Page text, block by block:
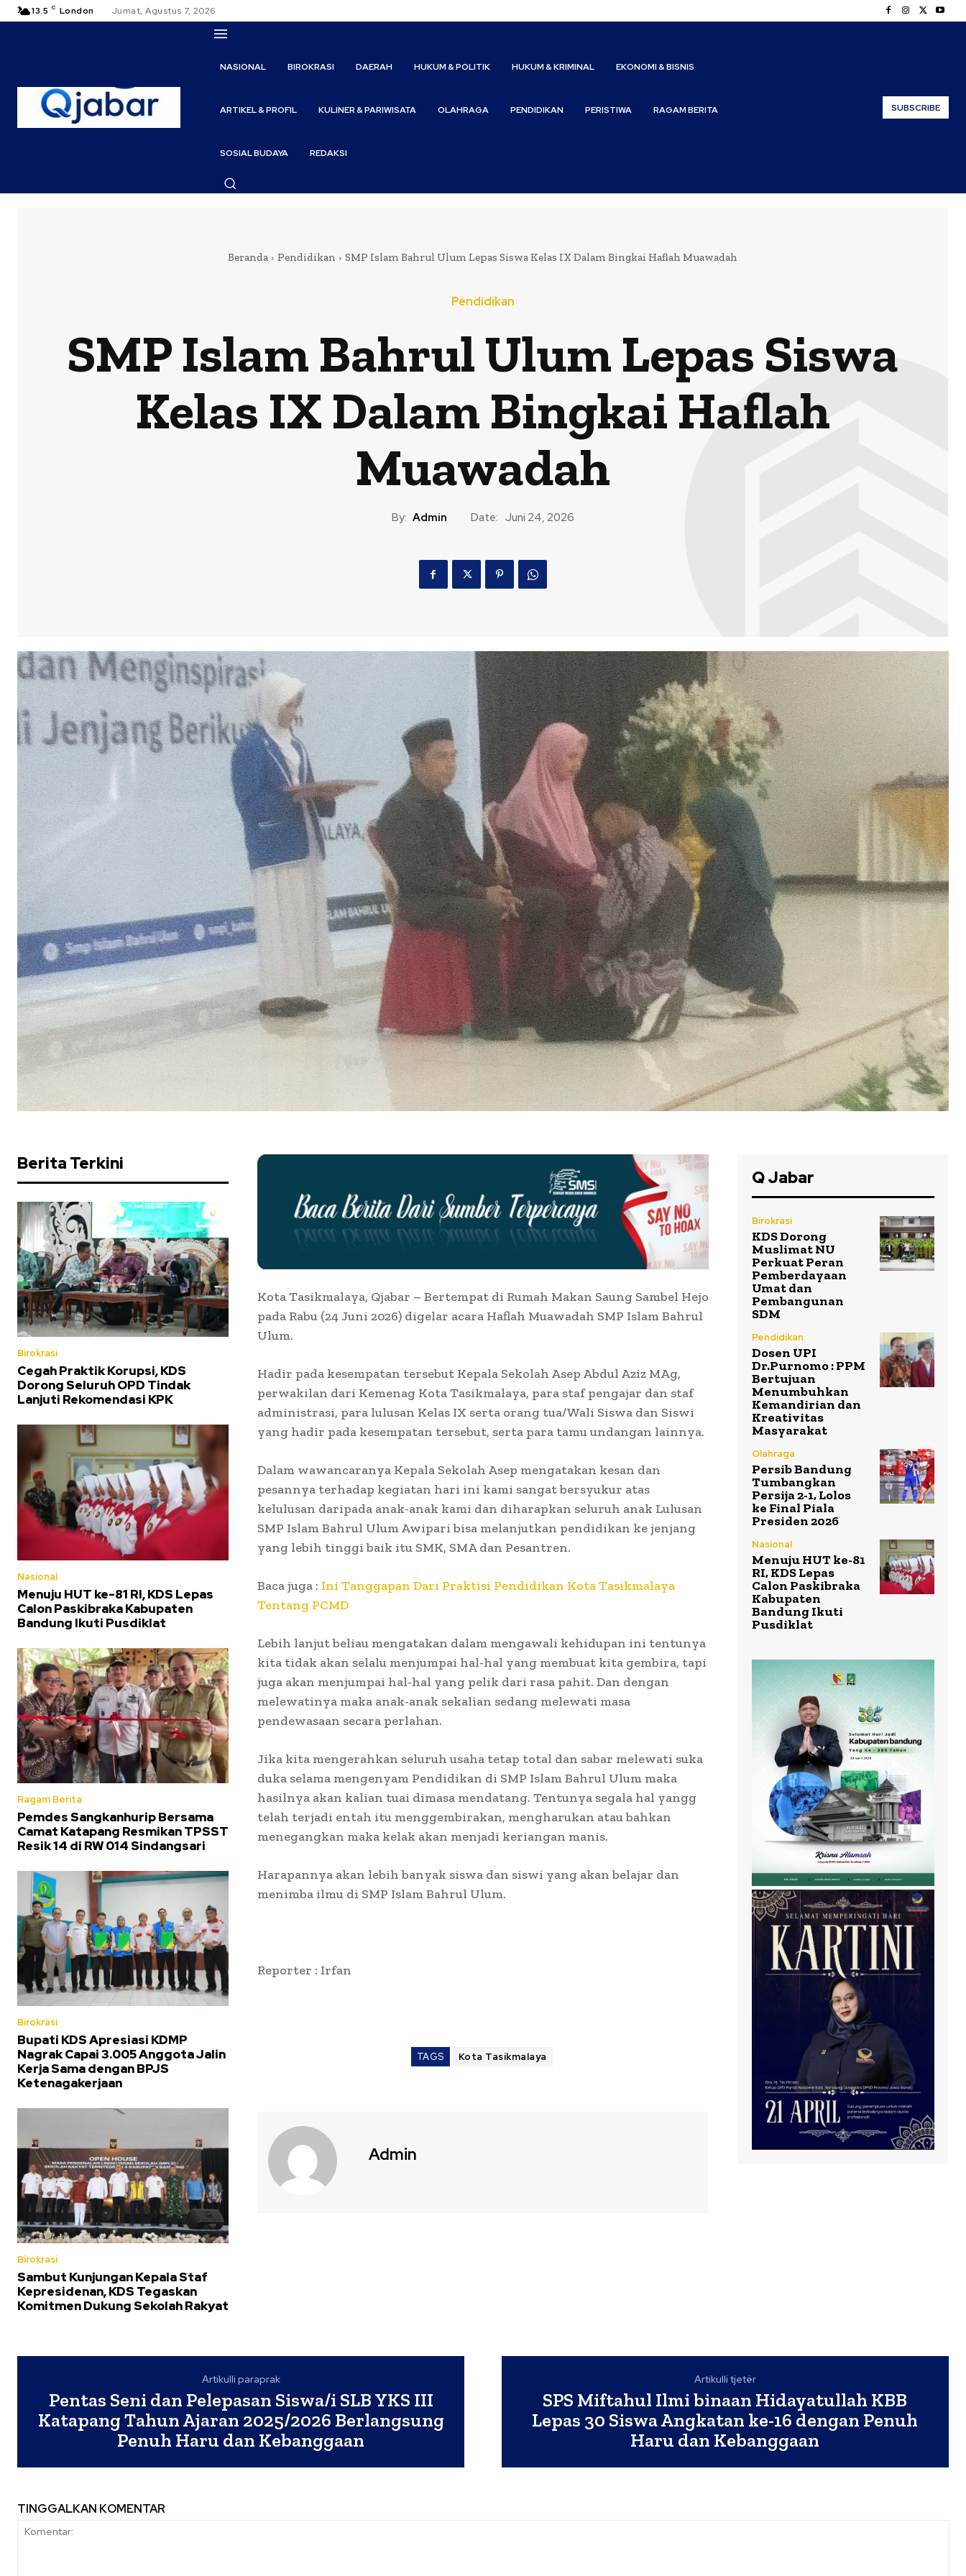
13.5 C London Jumat, Agustus 7, 2026
NASIONAL BIROKRASI DAERAH HUKUM & POLITIK HUKUM & KRIMINAL EKONOMI & BISNIS
ARTIKEL & PROFIL KULINER & PARIWISATA OLAHRAGA PENDIDIKAN PERISTIWA RAGAM BERITA
SOSIAL BUDAYA REDAKSI
SUBSCRIBE
Beranda Pendidikan SMP Islam Bahrul Ulum Lepas Siswa Kelas IX Dalam Bingkai Haflah Muawadah
Pendidikan
SMP Islam Bahrul Ulum Lepas Siswa
Kelas IX Dalam Bingkai Haflah
Muawadah
By: Admin Date: Juni 24, 2026
Berita Terkini
Birokrasi
Cegah Praktik Korupsi, KDS
Dorong Seluruh OPD Tindak
Lanjuti Rekomendasi KPK
Nasional
Menuju HUT ke-81 RI, KDS Lepas
Calon Paskibraka Kabupaten
Bandung Ikuti Pusdiklat
Ragam Berita
Pemdes Sangkanhurip Bersama
Camat Katapang Resmikan TPSST
Resik 14 di RW 014 Sindangsari
Birokrasi
Bupati KDS Apresiasi KDMP
Nagrak Capai 3.005 Anggota Jalin
Kerja Sama dengan BPJS
Ketenagakerjaan
Birokrasi
Sambut Kunjungan Kepala Staf
Kepresidenan, KDS Tegaskan
Komitmen Dukung Sekolah Rakyat
Kota Tasikmalaya, Qjabar – Bertempat di Rumah Makan Saung Sambel Hejo
pada Rabu (24 Juni 2026) digelar acara Haflah Muawadah SMP Islam Bahrul
Ulum.
Hadir pada kesempatan tersebut Kepala Sekolah Asep Abdul Aziz MAg,
perwakilan dari Kemenag Kota Tasikmalaya, para staf pengajar dan staf
administrasi, para lulusan Kelas IX serta orang tua/Wali Siswa dan Siswi
yang hadir pada kesempatan tersebut, serta para tamu undangan lainnya.
Dalam wawancaranya Kepala Sekolah Asep mengatakan kesan dan
pesannya terhadap kegiatan hari ini kami sangat bersyukur atas
kelulusan daripada anak-anak kami dan diharapkan seluruh anak Lulusan
SMP Islam Bahrul Ulum Awipari bisa melanjutkan pendidikan ke jenjang
yang lebih tinggi baik itu SMK, SMA dan Pesantren.
Baca juga : Ini Tanggapan Dari Praktisi Pendidikan Kota Tasikmalaya
Tentang PCMD
Lebih lanjut beliau mengatakan dalam mengawali kehidupan ini tentunya
kita tidak akan selalu menjumpai hal-hal yang membuat kita gembira, tapi
juga akan menjumpai hal-hal yang pelik dari rasa pahit. Dan dengan
melewatinya maka anak-anak sekalian sedang melewati masa
pendewasaan secara perlahan.
Jika kita mengerahkan seluruh usaha tetap total dan sabar melewati suka
duka selama mengenyam Pendidikan di SMP Islam Bahrul Ulum maka
hasilnya akan kalian tuai dimasa mendatang. Tentunya segala hal yangg
telah terjadi entah itu menggembirakan, mengharukan atau bahkan
menegangkan maka kelak akan menjadi keriangan manis.
Harapannya akan lebih banyak siswa dan siswi yang akan belajar dan
menimba ilmu di SMP Islam Bahrul Ulum.
Reporter : Irfan
TAGS Kota Tasikmalaya
Admin
Q Jabar
Birokrasi
KDS Dorong
Muslimat NU
Perkuat Peran
Pemberdayaan
Umat dan
Pembangunan
SDM
Pendidikan
Dosen UPI
Dr.Purnomo : PPM
Bertujuan
Menumbuhkan
Kemandirian dan
Kreativitas
Masyarakat
Olahraga
Persib Bandung
Tumbangkan
Persija 2-1, Lolos
ke Final Piala
Presiden 2026
Nasional
Menuju HUT ke-81
RI, KDS Lepas
Calon Paskibraka
Kabupaten
Bandung Ikuti
Pusdiklat
Artikulli paraprak
Pentas Seni dan Pelepasan Siswa/i SLB YKS III
Katapang Tahun Ajaran 2025/2026 Berlangsung
Penuh Haru dan Kebanggaan
Artikulli tjetër
SPS Miftahul Ilmi binaan Hidayatullah KBB
Lepas 30 Siswa Angkatan ke-16 dengan Penuh
Haru dan Kebanggaan
TINGGALKAN KOMENTAR